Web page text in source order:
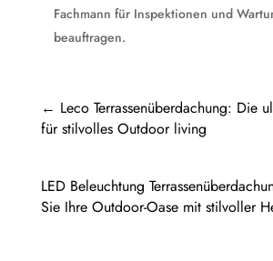
Fachmann für Inspektionen und
beauftragen.
← Leco Terrassenüberdachung: Die
für stilvolles Outdoor living
LED Beleuchtung
Sie Ihre Outdoor-Oase mit stilvoller